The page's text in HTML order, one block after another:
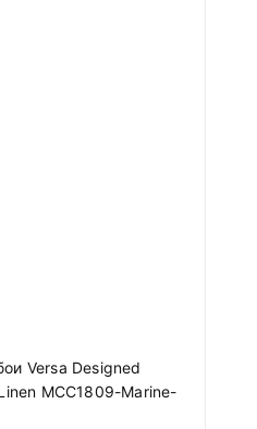
Versa Designed
MCC1809-Marine-